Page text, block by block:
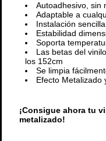
Autoadhesivo, sin
Adaptable a
Instalación
Estabilidad
Soporta
Las betas del
los 152cm
Se limpia
Efecto Metalizado
¡Consigue ahora tu
metalizado!